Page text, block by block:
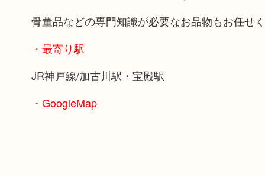
骨董品などの専門知識が必要なお品物もお任せ
・最寄り駅
JR神戸線/加古川駅・宝殿駅
・GoogleMap